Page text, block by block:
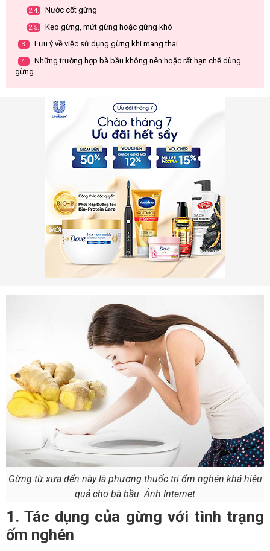
2.4. Nước cốt gừng
2.5. Kẹo gừng, mứt gừng hoặc gừng khô
3. Lưu ý về việc sử dụng gừng khi mang thai
4.
Những trường hợp bà bầu không nên hoặc rất hạn chế dùng
gừng
Gừng từ xưa đến này là phương thuốc trị ốm nghén khá hiệu
quả cho bà bầu. Ảnh Internet
1. Tác dụng của gừng với tình trạng
ốm nghén